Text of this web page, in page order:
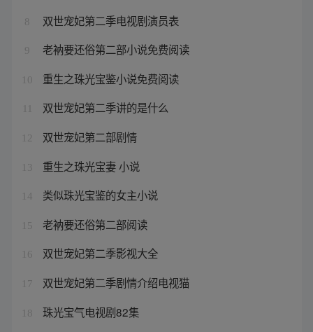
8 双世宠妃第二季电视剧演员表
9 老衲要还俗第二部小说免费阅读
10 重生之珠光宝鉴小说免费阅读
双世宠妃第二季讲的是什么
12 双世宠妃第二部剧情
13 重生之珠光宝妻 小说
14 类似珠光宝鉴的女主小说
15 老衲要还俗第二部阅读
16 双世宠妃第二季影视大全
17 双世宠妃第二季剧情介绍电视猫
18 珠光宝气电视剧82集